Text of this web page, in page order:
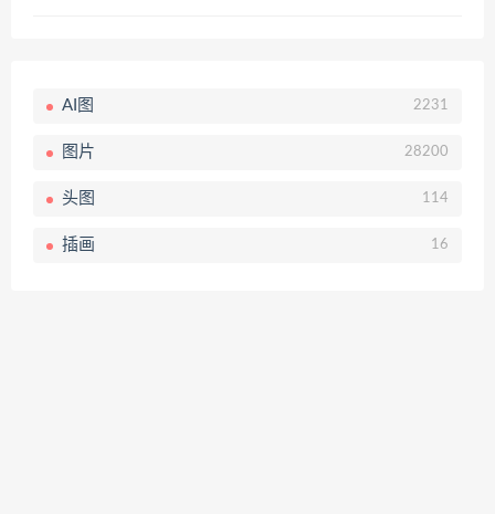
AI图 2231
图片 28200
头图 114
插画 16